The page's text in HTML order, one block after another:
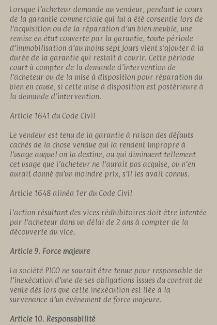
Lorsque l’acheteur demande au vendeur, pendant le cours
de la garantie commerciale qui lui a été consentie lors de
l’acquisition ou de la réparation d’un bien meuble, une
remise en état couverte par la garantie, toute période
d’immobilisation d’au moins sept jours vient s’ajouter à la
durée de la garantie qui restait à courir. Cette période
court à compter de la demande d’intervention de
l’acheteur ou de la mise à disposition pour réparation du
bien en cause, si cette mise à disposition est postérieure à
la demande d’intervention.
Article 1641 du Code Civil
Le vendeur est tenu de la garantie à raison des défauts
cachés de la chose vendue qui la rendent impropre à
l’usage auquel on la destine, ou qui diminuent tellement
cet usage que l’acheteur ne l’aurait pas acquise, ou n’en
aurait donné qu’un moindre prix, s’il les avait connus.
Article 1648 alinéa 1er du Code Civil
L’action résultant des vices rédhibitoires doit être intentée
par l’acheteur dans un délai de 2 ans à compter de la
découverte du vice.
Article 9. Force majeure
La société PICO ne saurait être tenue pour responsable de
l’inexécution d’une de ses obligations issues du contrat de
vente dès lors que cette inexécution est liée à la
survenance d’un événement de force majeure.
Article 10. Responsabilité